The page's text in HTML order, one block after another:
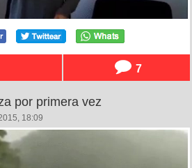
7
por primera vez
18:09